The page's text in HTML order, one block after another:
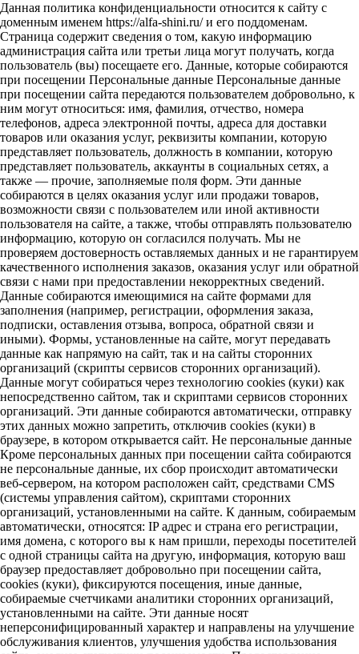
Данная политика конфиденциальности относится к сайту с
доменным именем https://alfa-shini.ru/ и его поддоменам.
Страница содержит сведения о том, какую информацию
администрация сайта или третьи лица могут получать, когда
пользователь (вы) посещаете его. Данные, которые собираются
при посещении Персональные данные Персональные данные
при посещении сайта передаются пользователем добровольно, к
ним могут относиться: имя, фамилия, отчество, номера
телефонов, адреса электронной почты, адреса для доставки
товаров или оказания услуг, реквизиты компании, которую
представляет пользователь, должность в компании, которую
представляет пользователь, аккаунты в социальных сетях, а
также — прочие, заполняемые поля форм. Эти данные
собираются в целях оказания услуг или продажи товаров,
возможности связи с пользователем или иной активности
пользователя на сайте, а также, чтобы отправлять пользователю
информацию, которую он согласился получать. Мы не
проверяем достоверность оставляемых данных и не гарантируем
качественного исполнения заказов, оказания услуг или обратной
связи с нами при предоставлении некорректных сведений.
Данные собираются имеющимися на сайте формами для
заполнения (например, регистрации, оформления заказа,
подписки, оставления отзыва, вопроса, обратной связи и
иными). Формы, установленные на сайте, могут передавать
данные как напрямую на сайт, так и на сайты сторонних
организаций (скрипты сервисов сторонних организаций).
Данные могут собираться через технологию cookies (куки) как
непосредственно сайтом, так и скриптами сервисов сторонних
организаций. Эти данные собираются автоматически, отправку
этих данных можно запретить, отключив cookies (куки) в
браузере, в котором открывается сайт. Не персональные данные
Кроме персональных данных при посещении сайта собираются
не персональные данные, их сбор происходит автоматически
веб-сервером, на котором расположен сайт, средствами CMS
(системы управления сайтом), скриптами сторонних
организаций, установленными на сайте. К данным, собираемым
автоматически, относятся: IP адрес и страна его регистрации,
имя домена, с которого вы к нам пришли, переходы посетителей
с одной страницы сайта на другую, информация, которую ваш
браузер предоставляет добровольно при посещении сайта,
cookies (куки), фиксируются посещения, иные данные,
собираемые счетчиками аналитики сторонних организаций,
установленными на сайте. Эти данные носят
неперсонифицированный характер и направлены на улучшение
обслуживания клиентов, улучшения удобства использования